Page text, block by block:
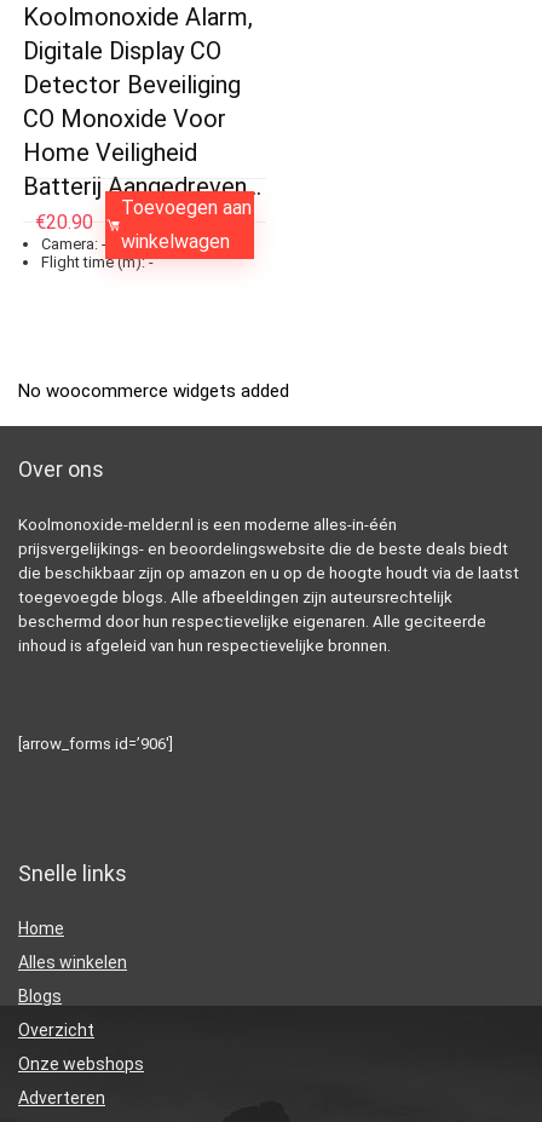
Koolmonoxide Alarm,
Digitale Display CO
Detector Beveiliging
CO Monoxide Voor
Home Veiligheid
Batterij Aangedreven…
Camera: -
Flight time (m):-
€20.90
Toevoegen aan
winkelwagen
No woocommerce widgets added
Over ons
Koolmonoxide-melder.nl is een moderne alles-in-één
prijsvergelijkings- en beoordelingswebsite die de beste deals biedt
die beschikbaar zijn op amazon en u op de hoogte houdt via de laatst
toegevoegde blogs. Alle afbeeldingen zijn auteursrechtelijk
beschermd door hun respectievelijke eigenaren. Alle geciteerde
inhoud is afgeleid van hun respectievelijke bronnen.
[arrow_forms id=’906′]
Snelle links
Home
Alles winkelen
Blogs
Overzicht
Onze webshops
Adverteren